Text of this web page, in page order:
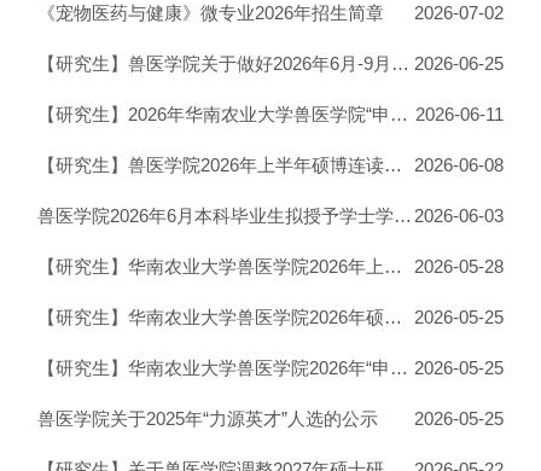
2026-07-02
《宠物医药与健康》微专业2026年招生简章
2026-06-25
【研究生】兽医学院关于做好2026年6月-9月研究生学位论文答辩及学位申请工作的通知
2026-06-11
【研究生】2026年华南农业大学兽医学院“申请-考核”制博士研究生拟增补录取名单公示
2026-06-08
【研究生】兽医学院2026年上半年硕博连读研究生面试结果和“申请-考核”制博士生复选结果公示
2026-06-03
兽医学院2026年6月本科毕业生拟授予学士学位学生名单公示
2026-05-28
【研究生】华南农业大学兽医学院2026年上半年博士生研究生招生工作安排
2026-05-25
【研究生】华南农业大学兽医学院2026年硕博连读研究生招生考生资格审查结果公示
2026-05-25
【研究生】华南农业大学兽医学院2026年“申请-考核”制博士生招生通过资格审查的考生名单公示
2026-05-25
兽医学院关于2025年“力源英才”人选的公示